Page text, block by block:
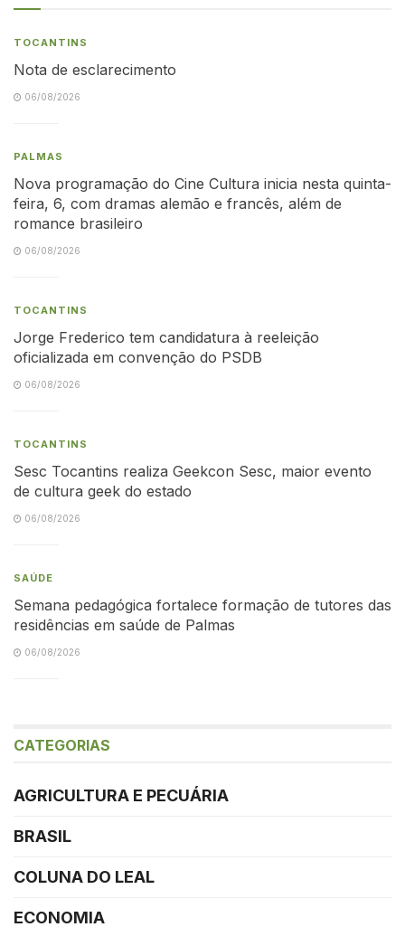
TOCANTINS
Nota de esclarecimento
06/08/2026
PALMAS
Nova programação do Cine Cultura inicia nesta quinta-
feira, 6, com dramas alemão e francês, além de
romance brasileiro
06/08/2026
TOCANTINS
Jorge Frederico tem candidatura à reeleição
oficializada em convenção do PSDB
06/08/2026
TOCANTINS
Sesc Tocantins realiza Geekcon Sesc, maior evento
de cultura geek do estado
06/08/2026
SAÚDE
Semana pedagógica fortalece formação de tutores das
residências em saúde de Palmas
06/08/2026
CATEGORIAS
AGRICULTURA E PECUÁRIA
BRASIL
COLUNA DO LEAL
ECONOMIA